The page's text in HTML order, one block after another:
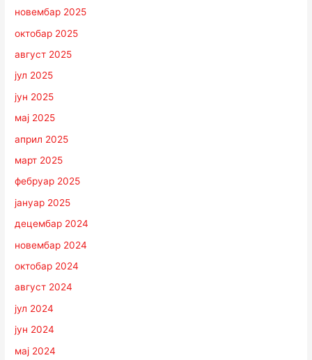
новембар 2025
октобар 2025
август 2025
јул 2025
јун 2025
мај 2025
април 2025
март 2025
фебруар 2025
јануар 2025
децембар 2024
новембар 2024
октобар 2024
август 2024
јул 2024
јун 2024
мај 2024